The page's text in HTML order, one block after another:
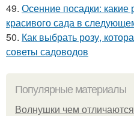
49. Осенние посадки: какие
красивого сада в
50. Как выбрать розу,
советы садоводов
Популярные материалы
Волнушки чем